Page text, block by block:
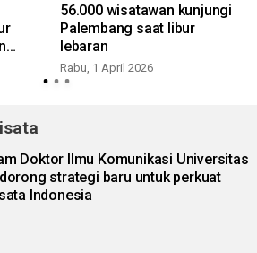
56.000 wisatawan kunjungi
Palembang saat libur
lebaran
Rabu, 1 April 2026
Doktor Ilmu Komunikasi Universitas
strategi baru untuk perkuat
Indonesia